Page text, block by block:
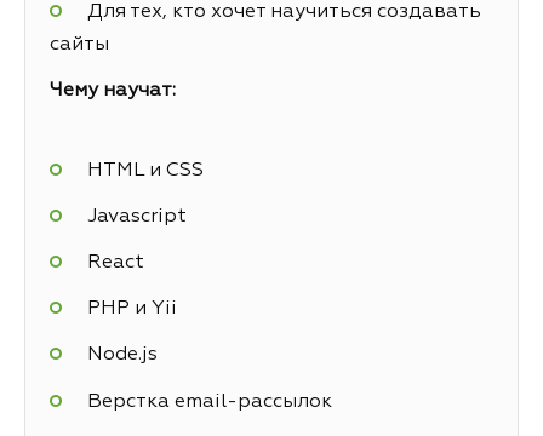
Для тех, кто хочет научиться создавать
сайты
Чему научат:
HTML и CSS
Javascript
React
PHP и Yii
Node.js
Верстка email-рассылок